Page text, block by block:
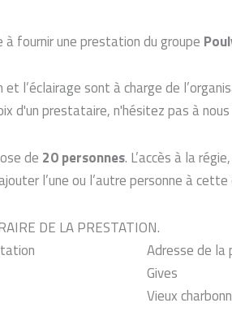
à fournir une prestation du groupe
l’éclairage sont à charge de
d'un prestataire, n'hésitez pas à nous
de 20 personnes. L’accès à la
l’une ou l’autre personne à
DE LA PRESTATION.
Adresse de la
Gives
Vieux